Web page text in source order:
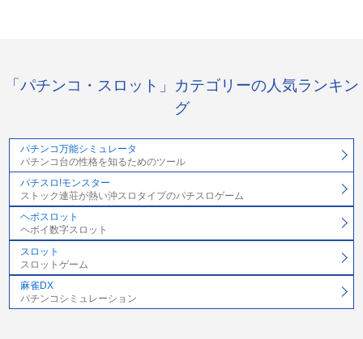
「パチンコ・スロット」カテゴリーの人気ランキン
グ
パチンコ万能シミュレータ
パチンコ台の性格を知るためのツール
パチスロ!モンスター
ストック連荘が熱い沖スロタイプのパチスロゲーム
ヘボスロット
ヘボイ数字スロット
スロット
スロットゲーム
麻雀DX
パチンコシミュレーション